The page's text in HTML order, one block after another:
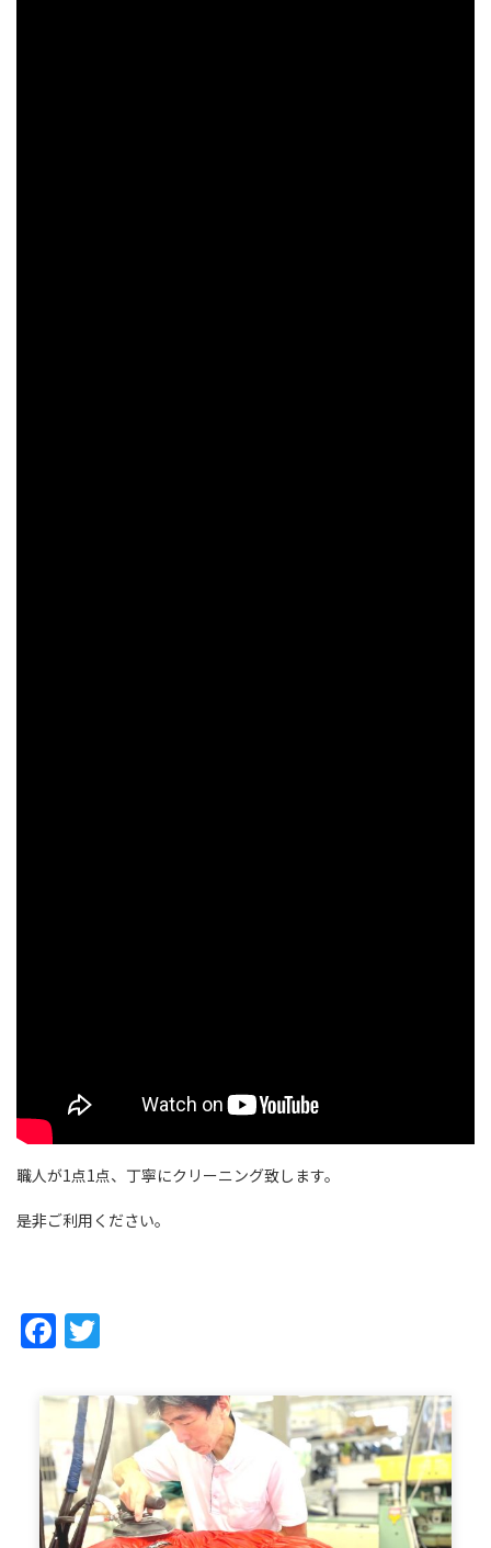
職人が1点1点、丁寧にクリーニング致します。
是非ご利用ください。
Facebook